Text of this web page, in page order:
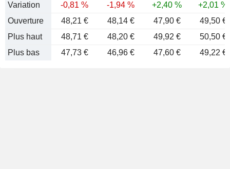
Variation
-0,81 % -1,94 % +2,40 %
+2,01 %
Ouverture
48,21 € 48,14 € 47,90 €
49,50 €
Plus haut
48,71 € 48,20 € 49,92 €
50,50 €
Plus bas
47,73 € 46,96 € 47,60 € 49,22 €